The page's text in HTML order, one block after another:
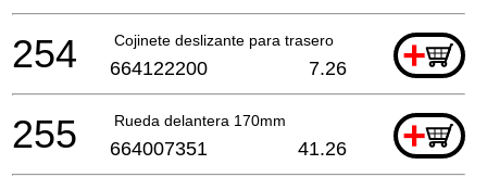
Cojinete deslizante para trasero +
254 664122200 7.26
Rueda delantera 170mm +
255 664007351 41.26